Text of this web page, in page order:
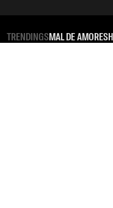
TRENDINGSMAL DE AMORES